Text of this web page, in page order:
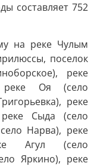
составляет 752
на реке Чулым
поселок
реке
Оя (село
реке
Сыда (село
Нарва), реке
Агул (село
Яркино), реке